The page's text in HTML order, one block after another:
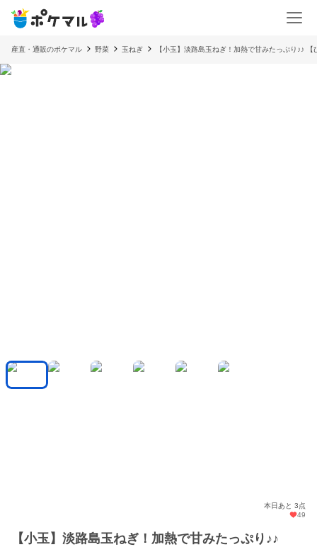
産直・通販のポケマル 野菜 玉ねぎ 【小玉】淡路島玉ねぎ！加熱で甘みたっぷり♪♪
本日あと 3点
49
【小玉】淡路島玉ねぎ！加熱で甘みたっぷり♪♪